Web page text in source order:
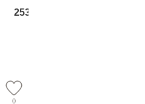
めるようになる！ 会
253
0